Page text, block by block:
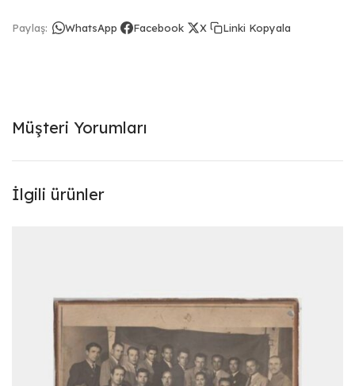
Paylaş: WhatsApp Facebook X Linki Kopyala
Müşteri Yorumları
İlgili ürünler